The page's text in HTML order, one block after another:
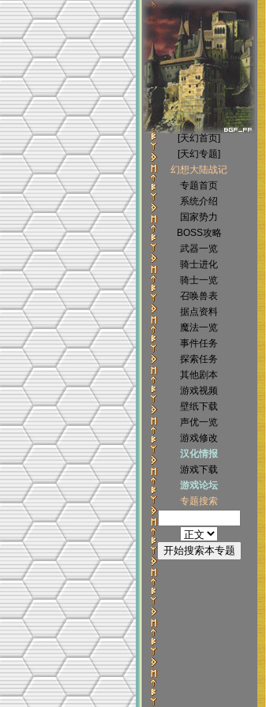
[天幻首页]
[天幻专题]
幻想大陆战记
专题首页
系统介绍
国家势力
BOSS攻略
武器一览
骑士进化
骑士一览
召唤兽表
据点资料
魔法一览
事件任务
探索任务
其他剧本
游戏视频
壁纸下载
声优一览
游戏修改
汉化情报
游戏下载
游戏论坛
专题搜索